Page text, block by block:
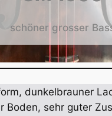
schöner grosser
dunkelbrauner
Boden, sehr guter